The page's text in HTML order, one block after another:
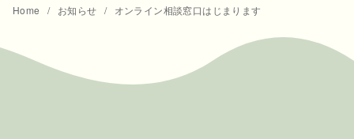
Home お知らせ オンライン相談窓口はじまります